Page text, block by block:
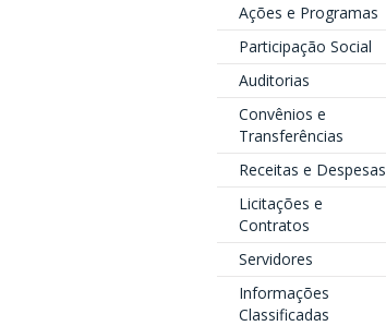
Ações e Programas
Participação Social
Auditorias
Convênios e
Transferências
Receitas e Despesas
Licitações e
Contratos
Servidores
Informações
Classificadas